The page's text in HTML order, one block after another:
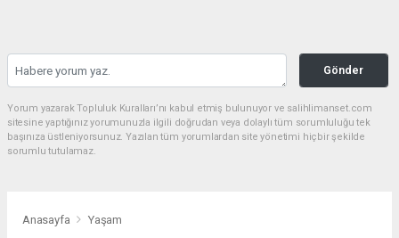
Gönder
Yorum yazarak Topluluk Kuralları’nı kabul etmiş bulunuyor ve salihlimanset.com
sitesine yaptığınız yorumunuzla ilgili doğrudan veya dolaylı tüm sorumluluğu tek
başınıza üstleniyorsunuz. Yazılan tüm yorumlardan site yönetimi hiçbir şekilde
sorumlu tutulamaz.
Anasayfa Yaşam